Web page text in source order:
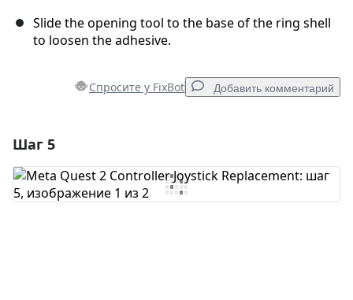
Slide the opening tool to the base of the ring shell
to loosen the adhesive.
Спросите у FixBot Добавить комментарий
Добавить комментарий
Шаг 5